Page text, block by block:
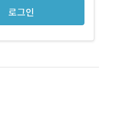
로그인